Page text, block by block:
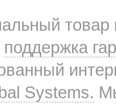
поддержка
Systems.